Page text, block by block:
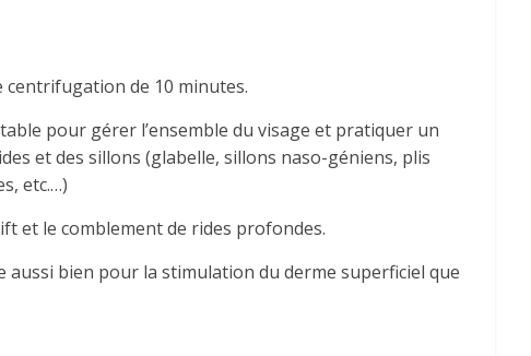
centrifugation de 10 minutes.
pour gérer l’ensemble du visage et pratiquer un
et des sillons (glabelle, sillons naso-géniens, plis
etc.…)
et le comblement de rides profondes.
aussi bien pour la stimulation du derme superficiel que